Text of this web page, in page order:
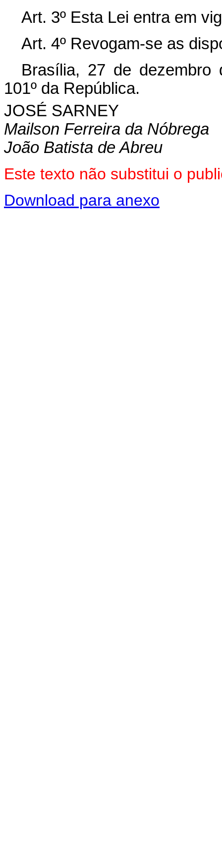
Art. 3º Esta Lei entra em
Art. 4º Revogam-se as
Brasília, 27 de dezembro
101º da República.
JOSÉ SARNEY
Mailson Ferreira da Nóbrega
João Batista de Abreu
Este texto não substitui o
Download para anexo